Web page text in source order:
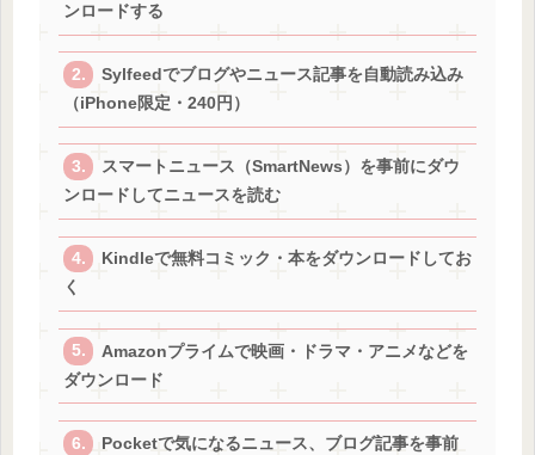
ンロードする
Sylfeedでブログやニュース記事を自動読み込み
（iPhone限定・240円）
スマートニュース（SmartNews）を事前にダウ
ンロードしてニュースを読む
Kindleで無料コミック・本をダウンロードしてお
く
Amazonプライムで映画・ドラマ・アニメなどを
ダウンロード
Pocketで気になるニュース、ブログ記事を事前